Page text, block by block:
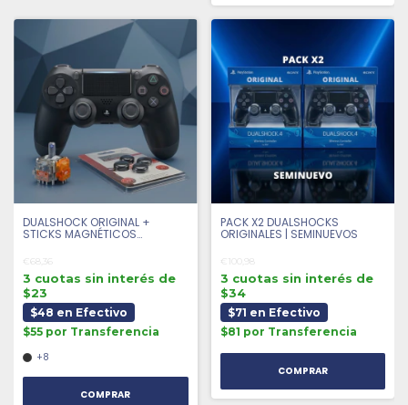
DUALSHOCK ORIGINAL +
STICKS MAGNÉTICOS
SEMINUEVO
€68,36
3 cuotas sin interés de
$23
$48 en Efectivo
$55 por Transferencia
+8
COMPRAR
PACK X2 DUALSHOCKS
ORIGINALES | SEMINUEVOS
€100,98
3 cuotas sin interés de
$34
$71 en Efectivo
$81 por Transferencia